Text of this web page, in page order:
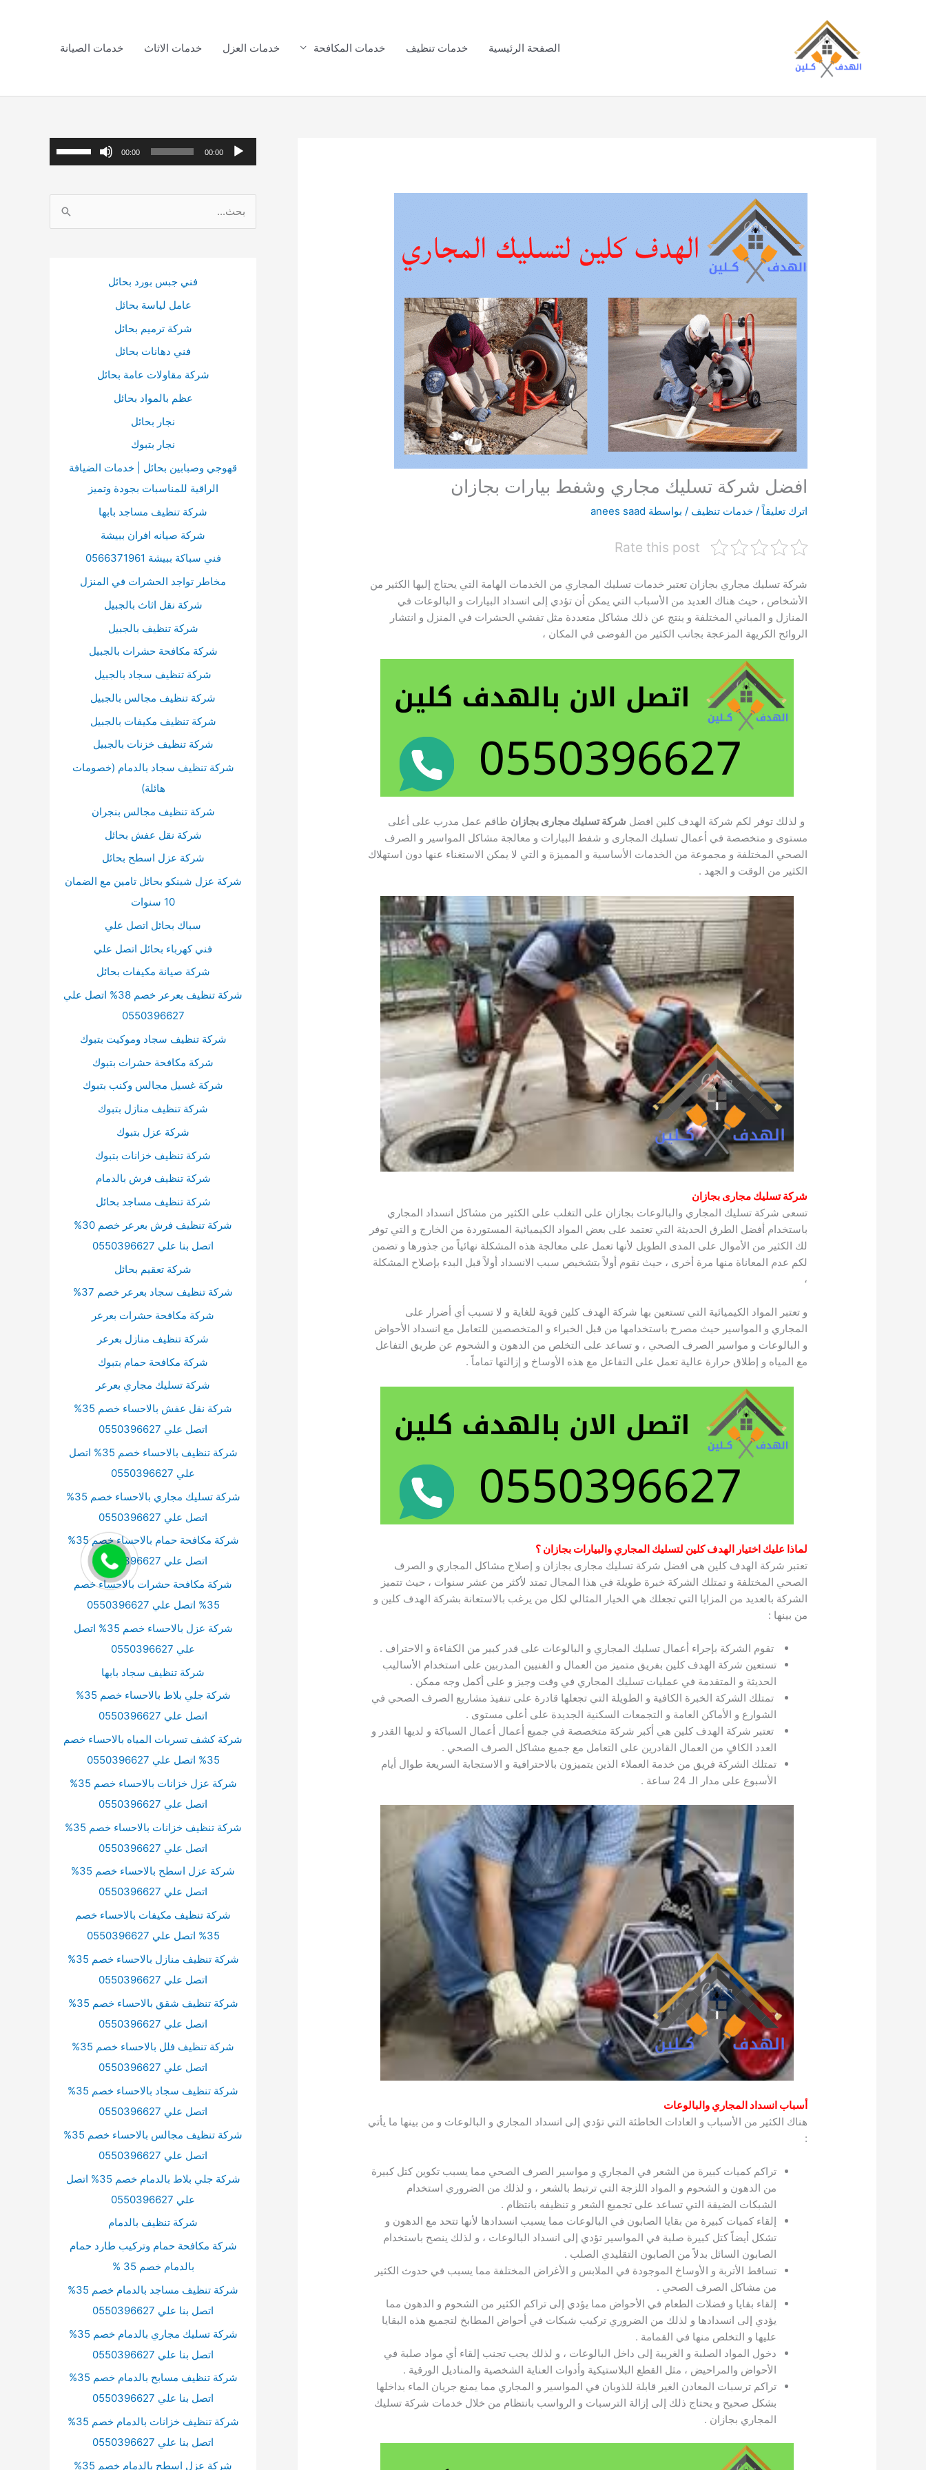
الصفحة الرئيسية خدمات تنظيف خدمات المكافحة خدمات العزل خدمات الاثاث خدمات الصيانة
افضل شركة تسليك مجاري وشفط بيارات بجازان
اترك تعليقاً /خدمات تنظيف / بواسطة anees saad
Rate this post
شركة تسليك مجاري بجازان تعتبر خدمات تسليك المجاري من الخدمات الهامة التي يحتاج إليها الكثير من
الأشخاص ، حيث هناك العديد من الأسباب التي يمكن أن تؤدي إلى انسداد البيارات و البالوعات في
المنازل و المباني المختلفة و ينتج عن ذلك مشاكل متعددة مثل تفشي الحشرات في المنزل و انتشار
الروائح الكريهة المزعجة بجانب الكثير من الفوضى في المكان ،
و لذلك توفر لكم شركة الهدف كلين افضل شركة تسليك مجارى بجازان طاقم عمل مدرب على أعلى
مستوى و متخصصة في أعمال تسليك المجارى و شفط البيارات و معالجة مشاكل المواسير و الصرف
الصحي المختلفة و مجموعة من الخدمات الأساسية و المميزة و التي لا يمكن الاستغناء عنها دون استهلاك
الكثير من الوقت و الجهد .
شركة تسليك مجارى بجازان
تسعى شركة تسليك المجاري والبالوعات بجازان على التغلب على الكثير من مشاكل انسداد المجاري
باستخدام أفضل الطرق الحديثة التي تعتمد على بعض المواد الكيميائية المستوردة من الخارج و التي توفر
لك الكثير من الأموال على المدى الطويل لأنها تعمل على معالجة هذه المشكلة نهائياً من جذورها و تضمن
لكم عدم المعاناة منها مرة أخرى ، حيث نقوم أولاً بتشخيص سبب الانسداد أولاً قبل البدء بإصلاح المشكلة
،
و تعتبر المواد الكيميائية التي تستعين بها شركة الهدف كلين قوية للغاية و لا تسبب أي أضرار على
المجاري و المواسير حيث مصرح باستخدامها من قبل الخبراء و المتخصصين للتعامل مع انسداد الأحواض
و البالوعات و مواسير الصرف الصحي ، و تساعد على التخلص من الدهون و الشحوم عن طريق التفاعل
مع المياه و إطلاق حرارة عالية تعمل على التفاعل مع هذه الأوساخ و إزالتها تماماً .
لماذا عليك اختيار الهدف كلين لتسليك المجاري والبيارات بجازان ؟
تعتبر شركة الهدف كلين هى افضل شركة تسليك مجارى بجازان و إصلاح مشاكل المجاري و الصرف
الصحي المختلفة و تمتلك الشركة خبرة طويلة في هذا المجال تمتد لأكثر من عشر سنوات ، حيث تتميز
الشركة بالعديد من المزايا التي تجعلك هي الخيار المثالي لكل من يرغب بالاستعانة بشركة الهدف كلين و
من بينها :
تقوم الشركة بإجراء أعمال تسليك المجاري و البالوعات على قدر كبير من الكفاءة و الاحتراف .
تستعين شركة الهدف كلين بفريق متميز من العمال و الفنيين المدربين على استخدام الأساليب
الحديثة و المتقدمة في عمليات تسليك المجاري في وقت وجيز و على أكمل وجه ممكن .
تمتلك الشركة الخبرة الكافية و الطويلة التي تجعلها قادرة على تنفيذ مشاريع الصرف الصحي في
الشوارع و الأماكن العامة و التجمعات السكنية الجديدة على أعلى مستوى .
تعتبر شركة الهدف كلين هي أكبر شركة متخصصة في جميع أعمال أعمال السباكة و لديها القدر و
العدد الكافٍ من العمال القادرين على التعامل مع جميع مشاكل الصرف الصحي .
تمتلك الشركة فريق من خدمة العملاء الذين يتميزون بالاحترافية و الاستجابة السريعة طوال أيام
الأسبوع على مدار الـ 24 ساعة .
أسباب انسداد المجاري والبالوعات
هناك الكثير من الأسباب و العادات الخاطئة التي تؤدي إلى انسداد المجاري و البالوعات و من بينها ما يأتي
:
تراكم كميات كبيرة من الشعر في المجاري و مواسير الصرف الصحي مما يسبب تكوين كتل كبيرة
من الدهون و الشحوم و المواد اللزجة التي ترتبط بالشعر ، و لذلك من الضروري استخدام
الشبكات الضيقة التي تساعد على تجميع الشعر و تنظيفه بانتظام .
إلقاء كميات كبيرة من بقايا الصابون في البالوعات مما يسبب انسدادها لأنها تتحد مع الدهون و
تشكل أيضاً كتل كبيرة صلبة في المواسير تؤدي إلى انسداد البالوعات ، و لذلك ينصح باستخدام
الصابون السائل بدلاً من الصابون التقليدي الصلب .
تساقط الأتربة و الأوساخ الموجودة في الملابس و الأغراض المختلفة مما يسبب في حدوث الكثير
من مشاكل الصرف الصحي .
إلقاء بقايا و فضلات الطعام في الأحواض مما يؤدي إلى تراكم الكثير من الشحوم و الدهون مما
يؤدي إلى انسدادها و لذلك من الضروري تركيب شبكات في أحواض المطابخ لتجميع هذه البقايا
عليها و التخلص منها في القمامة .
دخول المواد الصلبة و الغريبة إلى داخل البالوعات ، و لذلك يجب تجنب إلقاء أي مواد صلبة في
الأحواض والمراحيض ، مثل القطع البلاستيكية وأدوات العناية الشخصية والمناديل الورقية .
تراكم ترسبات المعادن الغير قابلة للذوبان في المواسير و المجاري مما يمنع جريان الماء بداخلها
بشكل صحيح و يحتاج ذلك إلى إزالة الترسبات و الرواسب بانتظام من خلال خدمات شركة تسليك
المجاري بجازان .
ش
ا
00:00
00:00
ا
س
د
فني جبس بورد بحائل
عامل لياسة بحائل
شركة ترميم بحائل
فني دهانات بحائل
شركة مقاولات عامة بحائل
عظم بالمواد بحائل
نجار بحائل
نجار بتبوك
قهوجي وصبابين بحائل | خدمات الضيافة
الراقية للمناسبات بجودة وتميز
شركة تنظيف مساجد بابها
شركة صيانه افران ببيشة
فني سباكة ببيشة 0566371961
مخاطر تواجد الحشرات في المنزل
شركة نقل اثاث بالجبيل
شركة تنظيف بالجبيل
شركة مكافحة حشرات بالجبيل
شركة تنظيف سجاد بالجبيل
شركة تنظيف مجالس بالجبيل
شركة تنظيف مكيفات بالجبيل
شركة تنظيف خزنات بالجبيل
شركة تنظيف سجاد بالدمام (خصومات
هائلة)
شركة تنظيف مجالس بنجران
شركة نقل عفش بحائل
شركة عزل اسطح بحائل
شركة عزل شينكو بحائل تامين مع الضمان
10 سنوات
سباك بحائل اتصل علي
فني كهرباء بحائل اتصل علي
شركة صيانة مكيفات بحائل
شركة تنظيف بعرعر خصم 38% اتصل علي
0550396627
شركة تنظيف سجاد وموكيت بتبوك
شركة مكافحة حشرات بتبوك
شركة غسيل مجالس وكنب بتبوك
شركة تنظيف منازل بتبوك
شركة عزل بتبوك
شركة تنظيف خزانات بتبوك
شركة تنظيف فرش بالدمام
شركة تنظيف مساجد بحائل
شركة تنظيف فرش بعرعر خصم 30%
اتصل بنا علي 0550396627
شركة تعقيم بحائل
شركة تنظيف سجاد بعرعر خصم 37%
شركة مكافحة حشرات بعرعر
شركة تنظيف منازل بعرعر
شركة مكافحة حمام بتبوك
شركة تسليك مجاري بعرعر
شركة نقل عفش بالاحساء خصم 35%
اتصل علي 0550396627
شركة تنظيف بالاحساء خصم 35% اتصل
علي 0550396627
شركة تسليك مجاري بالاحساء خصم 35%
اتصل علي 0550396627
شركة مكافحة حمام بالاحساء خصم 35%
اتصل علي 0550396627
شركة مكافحة حشرات بالاحساء خصم
35% اتصل علي 0550396627
شركة عزل بالاحساء خصم 35% اتصل
علي 0550396627
شركة تنظيف سجاد بابها
شركة جلي بلاط بالاحساء خصم 35%
اتصل علي 0550396627
شركة كشف تسربات المياه بالاحساء خصم
35% اتصل علي 0550396627
شركة عزل خزانات بالاحساء خصم 35%
اتصل علي 0550396627
شركة تنظيف خزانات بالاحساء خصم 35%
اتصل علي 0550396627
شركة عزل اسطح بالاحساء خصم 35%
اتصل علي 0550396627
شركة تنظيف مكيفات بالاحساء خصم
35% اتصل علي 0550396627
شركة تنظيف منازل بالاحساء خصم 35%
اتصل علي 0550396627
شركة تنظيف شقق بالاحساء خصم 35%
اتصل علي 0550396627
شركة تنظيف فلل بالاحساء خصم 35%
اتصل علي 0550396627
شركة تنظيف سجاد بالاحساء خصم 35%
اتصل علي 0550396627
شركة تنظيف مجالس بالاحساء خصم 35%
اتصل علي 0550396627
شركة جلي بلاط بالدمام خصم 35% اتصل
علي 0550396627
شركة تنظيف بالدمام
شركة مكافحة حمام وتركيب طارد حمام
بالدمام خصم 35 %
شركة تنظيف مساجد بالدمام خصم 35%
اتصل بنا علي 0550396627
شركة تسليك مجاري بالدمام خصم 35%
اتصل بنا علي 0550396627
شركة تنظيف مسابح بالدمام خصم 35%
اتصل بنا علي 0550396627
شركة تنظيف خزانات بالدمام خصم 35%
اتصل بنا علي 0550396627
شركة عزل اسطح بالدمام خصم 35%